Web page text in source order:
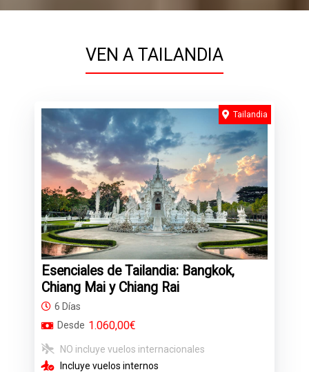
VEN A TAILANDIA
Esenciales de Tailandia: Bangkok,
Chiang Mai y Chiang Rai
6 Días
Desde 1.060,00€
NO incluye vuelos internacionales
Incluye vuelos internos
Tailandia